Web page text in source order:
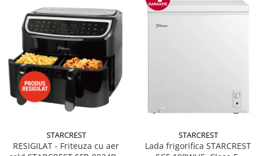
STARCREST
RESIGILAT - Friteuza cu aer
STARCREST
Lada frigorifica STARCREST